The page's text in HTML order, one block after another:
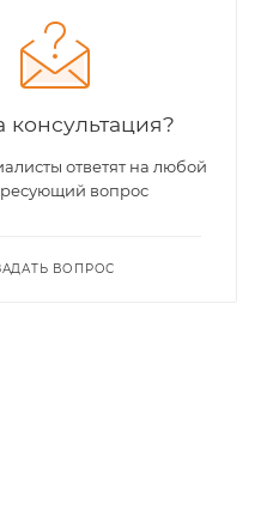
консультация?
ответят на любой
вопрос
ВОПРОС